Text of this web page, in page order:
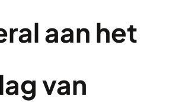
aan het
van